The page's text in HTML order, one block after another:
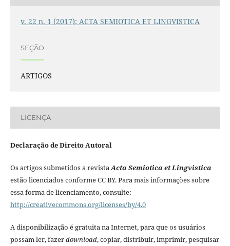
v. 22 n. 1 (2017): ACTA SEMIOTICA ET LINGVISTICA
SEÇÃO
ARTIGOS
LICENÇA
Declaração de Direito Autoral
Os artigos submetidos a revistaActa Semiotica et Lingvistica
estão licenciados conforme CC BY. Para mais informações sobre
essa forma de licenciamento, consulte:
http://creativecommons.org/licenses/by/4.0
A disponibilização é gratuita na Internet, para que os usuários
possam ler, fazerdownload, copiar, distribuir, imprimir, pesquisar